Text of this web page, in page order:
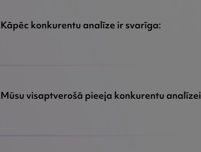
Kāpēc konkurentu analīze ir svarīga:
Mūsu visaptverošā pieeja konkurentu analīzei